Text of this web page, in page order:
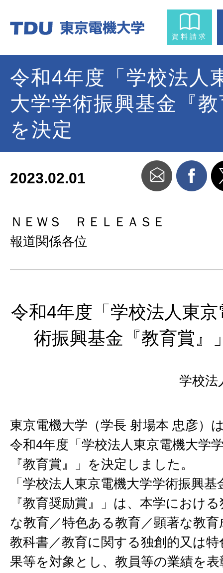
資料請求
令和4年度「学校法人
大学学術振興基金『
を決定
2023.02.01
ＮＥＷＳ ＲＥＬＥＡＳＥ
報道関係各位
令和4年度「学校法人東
術振興基金『教育賞』
学校法
東京電機大学（学長 射場本 忠彦）
令和4年度「学校法人東京電機大学
『教育賞』」を決定しました。
「学校法人東京電機大学学術振興
『教育奨励賞』」は、本学におけ
な教育／特色ある教育／顕著な教
教科書／教育に関する独創的又は
果等を対象とし、教員等の業績を